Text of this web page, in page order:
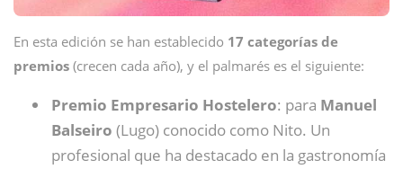
En esta edición se han establecido 17 categorías de
premios (crecen cada año), y el palmarés es el siguiente:
Premio Empresario Hostelero: para Manuel
Balseiro (Lugo) conocido como Nito. Un
profesional que ha destacado en la gastronomía